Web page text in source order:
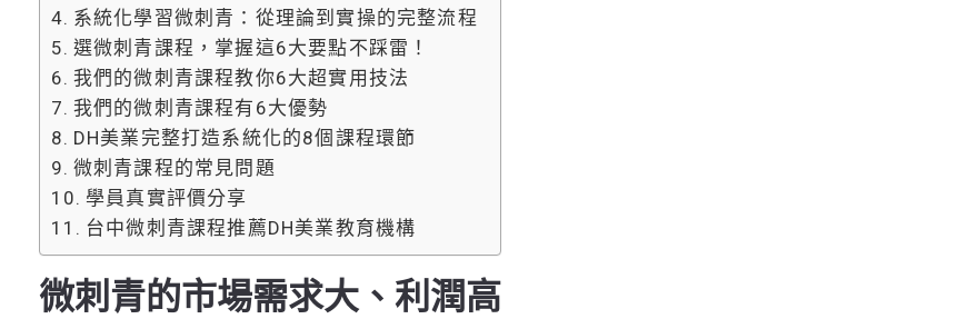
系統化學習微刺青：從理論到實操的完整流程
選微刺青課程，掌握這6大要點不踩雷！
我們的微刺青課程教你6大超實用技法
我們的微刺青課程有6大優勢
DH美業完整打造系統化的8個課程環節
微刺青課程的常見問題
學員真實評價分享
台中微刺青課程推薦DH美業教育機構
微刺青的市場需求大、利潤高